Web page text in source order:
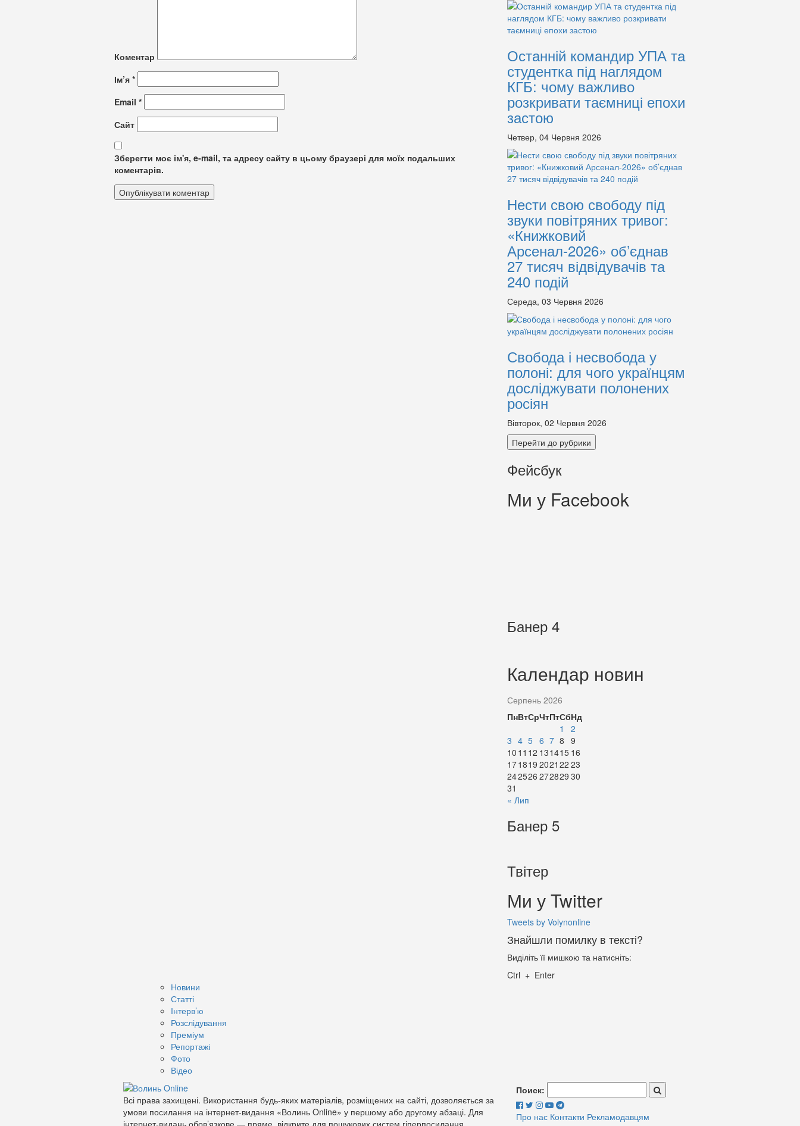
Коментар
Ім’я *
Email *
Сайт
Зберегти моє ім'я, e-mail, та адресу сайту в цьому браузері для моїх подальших
коментарів.
Останній командир УПА та
студентка під наглядом
КГБ: чому важливо
розкривати таємниці епохи
застою
Четвер, 04 Червня 2026
Нести свою свободу під
звуки повітряних тривог:
«Книжковий
Арсенал-2026» об’єднав
27 тисяч відвідувачів та
240 подій
Середа, 03 Червня 2026
Свобода і несвобода у
полоні: для чого українцям
досліджувати полонених
росіян
Вівторок, 02 Червня 2026
Перейти до рубрики
Фейсбук
Ми у Facebook
Банер 4
Календар новин
Серпень 2026
ПнВтСрЧтПтСбНд
1
2
3 4 5 6 7 8 9
10 11 12 131415 16
171819 2021 22 23
242526 272829 30
31
« Лип
Банер 5
Твітер
Ми у Twitter
Tweets by Volynonline
Знайшли помилку в тексті?
Виділіть її мишкою та натисніть:
Ctrl + Enter
Новини
Статті
Інтерв’ю
Розслідування
Преміум
Репортажі
Фото
Відео
Всі права захищені. Використання будь-яких матеріалів, розміщених на сайті, дозволяється за
умови посилання на інтернет-видання «Волинь Online» у першому або другому абзаці. Для
Поиск:
Про нас Контакти Рекламодавцям